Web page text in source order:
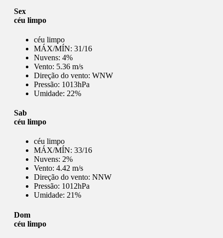
Sex
céu limpo
céu limpo
MÁX/MÍN: 31/16
Nuvens: 4%
Vento: 5.36 m/s
Direção do vento: WNW
Pressão: 1013hPa
Umidade: 22%
Sab
céu limpo
céu limpo
MÁX/MÍN: 33/16
Nuvens: 2%
Vento: 4.42 m/s
Direção do vento: NNW
Pressão: 1012hPa
Umidade: 21%
Dom
céu limpo